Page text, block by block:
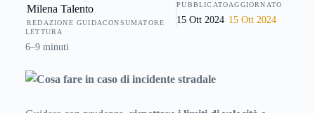
stradale.
Milena Talento
REDAZIONE GUIDACONSUMATORE
PUBBLICATO
15 Ott 2024
AGGIORNATO
15 Ott 2024
LETTURA
6–9 minuti